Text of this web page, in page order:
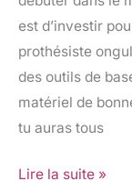
est d’investir
prothésiste
des outils de
matériel de
tu auras tous
Lire la suite »